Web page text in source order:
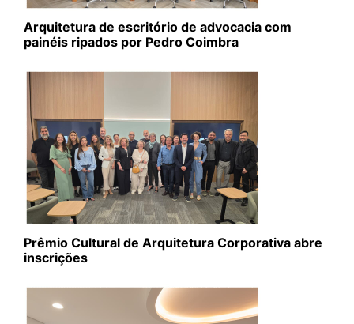
Arquitetura de escritório de advocacia com
painéis ripados por Pedro Coimbra
Prêmio Cultural de Arquitetura Corporativa abre
inscrições